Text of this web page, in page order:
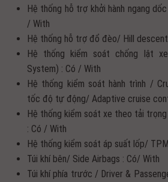
Hệ thống hỗ trợ khởi hành ngang
/ With
Hệ thống hỗ trợ đổ đèo/ Hill
Hệ thống kiểm soát chống lật
System) : Có / With
Hệ thống kiểm soát hành trình /
tốc độ tự động/ Adaptive cruise
Hệ thống kiểm soát xe theo tải
: Có / With
Hệ thống kiểm soát áp suất lốp/
Túi khí bên/ Side Airbags : Có/ With
Túi khí phía trước / Driver &